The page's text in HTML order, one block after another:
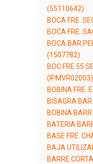
(55110642)
BOCA FRE.
BOCA FRE.
BOCA
(1507782)
BOC.FRE.55
(IPMVR02003)
BOBINA FRE.
BISAGRA
BOBINA
BATERIA
BASE FRE.
BAJA